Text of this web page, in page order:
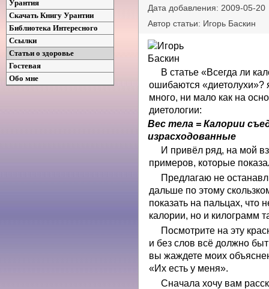
Урантия
Скачать Книгу Урантии
Библиотека Интересного
Ссылки
Статьи о здоровье
Гостевая
Обо мне
Дата добавления: 2009-05-20
Автор статьи: Игорь Баскин
В статье «Всегда ли
ошибаются «диетолухи»?
много, ни мало как на
диетологии:
Вес тела = Калории
израсходованные
И привёл ряд, на мой
примеров, которые
Предлагаю не
дальше по этому
показать на пальцах, что
калории, но и килограмм
Посмотрите на эту
и без слов всё должно
вы жаждете моих
«Их есть у меня».
Сначала хочу вам